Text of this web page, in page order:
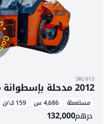
SRC-013
2012 مدحلة بإسطوانة مزدوجة هام HD+ 140 VV-HV
مستعملة 4,686 س 159 ك/ن
درهم132,000